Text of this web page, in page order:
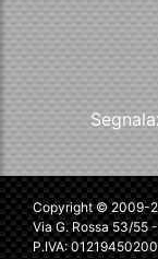
Copyright © 2009-
Via G. Rossa 53/55
P.IVA: